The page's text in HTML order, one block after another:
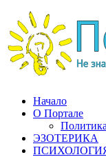
Перейти
содержимому
Начало
О Портале
ЭЗОТЕРИКА